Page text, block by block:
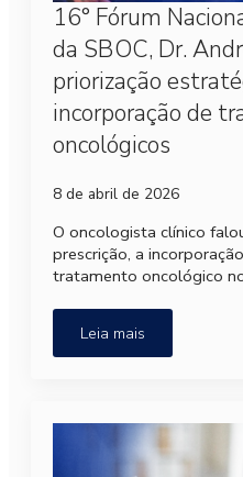
16° Fórum
da SBOC, Dr.
priorização
incorporação de
oncológicos
8 de abril de 2026
O oncologista clínico
prescrição, a
tratamento oncológico
Leia mais